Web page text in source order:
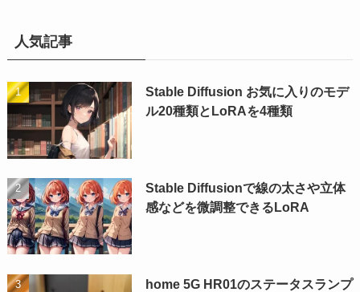
人気記事
Stable Diffusion お気に入りのモデ
ル20種類とLoRAを4種類
Stable Diffusionで線の太さや立体
感などを微調整できるLoRA
home 5G HR01のステータスランプ